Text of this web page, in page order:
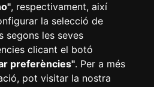
, respectivament, així
la selecció de
segons les seves
clicant el botó
preferències". Per a més
pot visitar la nostra
Política de cookies
Configurar cookies